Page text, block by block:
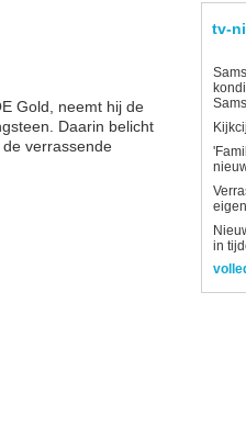
Gold, neemt hij de
Daarin belicht
verrassende
tv-
in